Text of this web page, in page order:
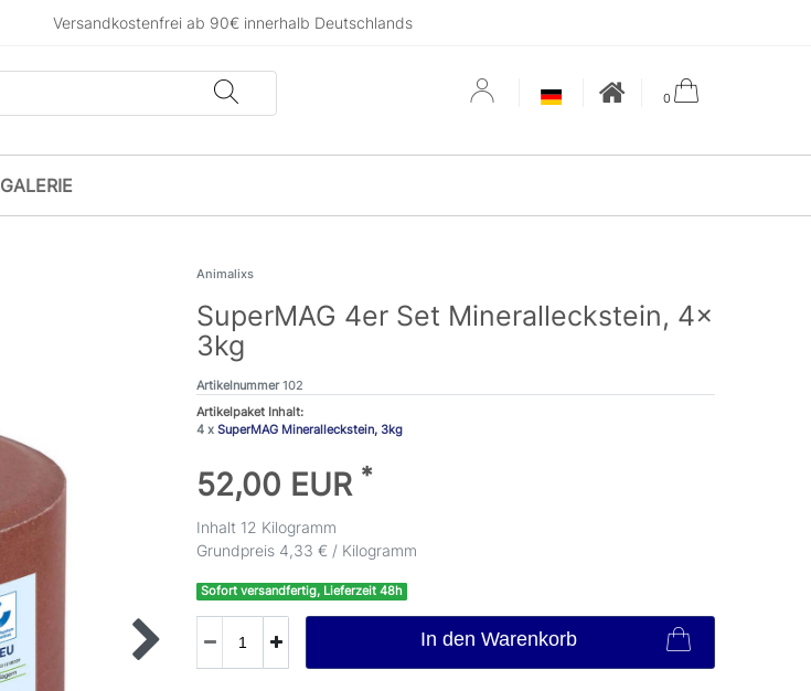
Versandkostenfrei ab 90€ innerhalb Deutschlands
0
GALERIE
Animalixs
SuperMAG 4er Set Mineralleckstein, 4x
3kg
Artikelnummer102
Artikelpaket Inhalt:
4 x SuperMAG Mineralleckstein, 3kg
52,00 EUR *
Inhalt 12 Kilogramm
Grundpreis 4,33 € / Kilogramm
Sofort versandfertig, Lieferzeit 48h
In den Warenkorb